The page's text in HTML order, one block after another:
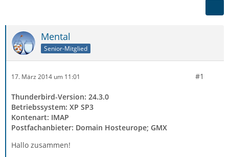
Mental
Senior-Mitglied
17. März 2014 um 11:01 #1
Thunderbird-Version: 24.3.0
Betriebssystem: XP SP3
Kontenart: IMAP
Postfachanbieter: Domain Hosteurope; GMX
Hallo zusammen!